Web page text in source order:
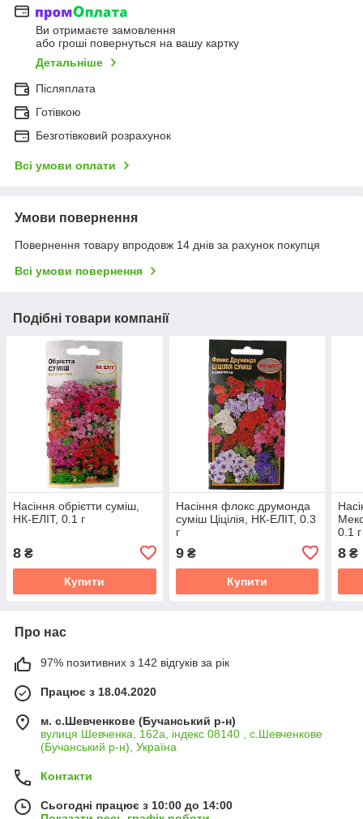
Ви отримаєте замовлення
або гроші повернуться на вашу картку
Детальніше
Післяплата
Готівкою
Безготівковий розрахунок
Всі умови оплати
Умови повернення
Повернення товару впродовж 14 днів за рахунок покупця
Всі умови повернення
Подібні товари компанії
Насіння обрієтти суміш,
НК-ЕЛІТ, 0.1 г
8 ₴
Купити
Насіння флокс друмонда
суміш Ціцілія, НК-ЕЛІТ, 0.3
г
9₴
Купити
0.1 г
8 ₴
Про нас
97% позитивних з 142 відгуків за рік
Працює з 18.04.2020
м. с.Шевченкове (Бучанський р-н)
вулиця Шевченка, 162а, індекс 08140 , с.Шевченкове
(Бучанський р-н), Україна
Контакти
Сьогодні працює з 10:00 до 14:00